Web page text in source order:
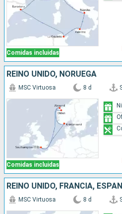
Comidas incluidas
REINO UNIDO, NORUEGA
Comidas incluidas
MSC Virtuosa 8 d
REINO UNIDO, FRANCIA,
MSC Virtuosa 8 d